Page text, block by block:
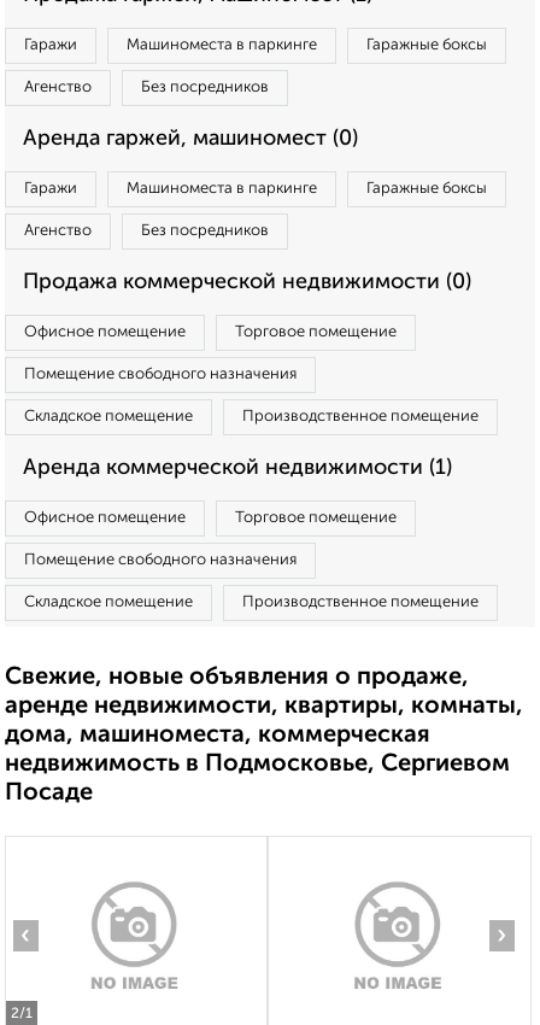
Гаражи Машиноместа в паркинге Гаражные боксы
Агенство Без посредников
Аренда гаржей, машиномест (0)
Гаражи Машиноместа в паркинге Гаражные боксы
Агенство Без посредников
Продажа коммерческой недвижимости (0)
Офисное помещение Торговое помещение
Помещение свободного назначения
Складское помещение Производственное помещение
Аренда коммерческой недвижимости (1)
Офисное помещение Торговое помещение
Помещение свободного назначения
Складское помещение Производственное помещение
Свежие, новые объявления о продаже,
аренде недвижимости, квартиры, комнаты,
дома, машиноместа, коммерческая
недвижимость в Подмосковье, Сергиевом
Посаде
2/1
‹ ›